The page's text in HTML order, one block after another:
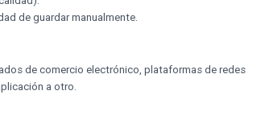
de guardar manualmente.
de comercio electrónico, plataformas de redes
a otro.